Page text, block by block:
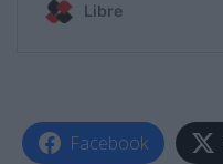
Facebook